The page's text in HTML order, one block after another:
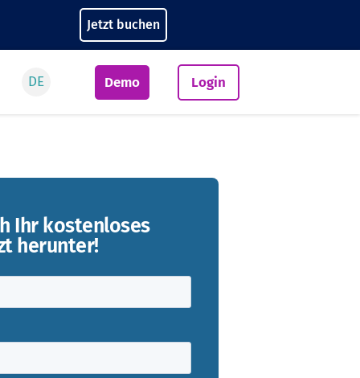
Jetzt buchen
DE Demo Login
Ihr kostenloses
herunter!